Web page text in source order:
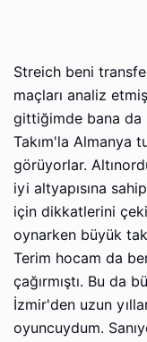
Streich beni
maçları analiz
gittiğimde bana da
Takım'la Almanya
görüyorlar.
iyi altyapısına
için dikkatlerini
oynarken büyük
Terim hocam da
çağırmıştı. Bu da
İzmir'den uzun
oyuncuydum.